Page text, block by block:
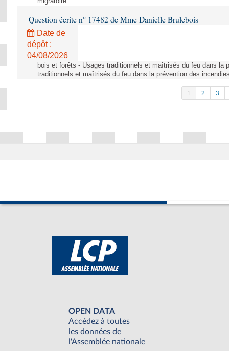
Question écrite n° 17482 de Mme Danielle Brulebois
Date de
dépôt :
04/08/2026
bois et forêts - Usages traditionnels et maîtrisés du feu dans la
traditionnels et maîtrisés du feu dans la prévention des
1 2 3
OPEN DATA
Accédez à toutes
les données de
l'Assemblée nationale